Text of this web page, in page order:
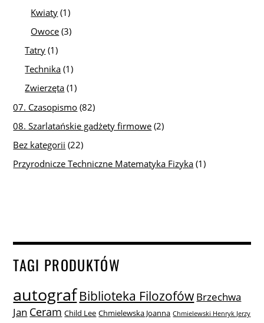
Kwiaty (1)
Owoce (3)
Tatry (1)
Technika (1)
Zwierzęta (1)
07. Czasopismo (82)
08. Szarlatańskie gadżety firmowe (2)
Bez kategorii (22)
Przyrodnicze Techniczne Matematyka Fizyka (1)
TAGI PRODUKTÓW
autografBiblioteka Filozofów Brzechwa
Jan Ceram Child Lee Chmielewska Joanna Chmielewski Henryk Jerzy